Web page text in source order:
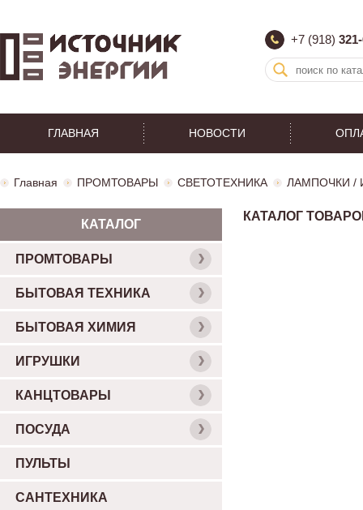
+7 (918)
ГЛАВНАЯ НОВОСТИ
Главная ПРОМТОВАРЫ СВЕТОТЕХНИКА ЛАМПОЧКИ /
КАТАЛОГ
КАТАЛОГ
ПРОМТОВАРЫ
БЫТОВАЯ ТЕХНИКА
БЫТОВАЯ ХИМИЯ
ИГРУШКИ
КАНЦТОВАРЫ
ПОСУДА
ПУЛЬТЫ
САНТЕХНИКА